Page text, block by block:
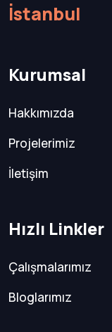
İstanbul
Kurumsal
Hakkımızda
Projelerimiz
İletişim
Hızlı Linkler
Çalışmalarımız
Bloglarımız